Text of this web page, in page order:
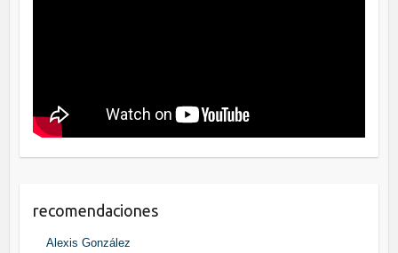
recomendaciones
Alexis González